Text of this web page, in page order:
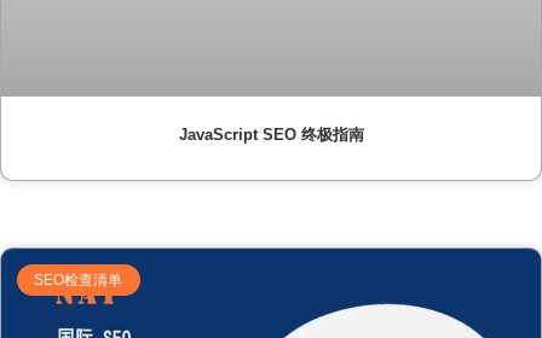
JavaScript SEO 终极指南
SEO检查清单